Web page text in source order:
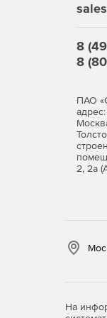
8
8
ПАО
адрес:
2, 2а
На